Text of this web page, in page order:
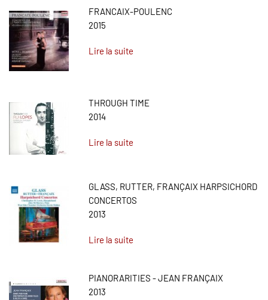
FRANCAIX-POULENC
2015
Lire la suite
THROUGH TIME
2014
Lire la suite
GLASS, RUTTER, FRANÇAIX HARPSICHORD
CONCERTOS
2013
Lire la suite
PIANORARITIES - JEAN FRANÇAIX
2013